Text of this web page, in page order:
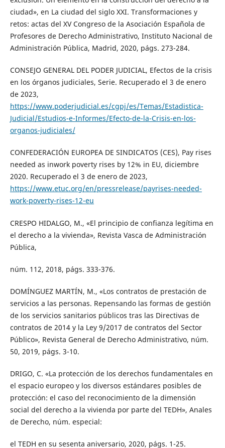
ciudad», en La ciudad del siglo XXI. Transformaciones y
retos: actas del XV Congreso de la Asociación Española de
Profesores de Derecho Administrativo, Instituto Nacional de
Administración Pública, Madrid, 2020, págs. 273-284.
CONSEJO GENERAL DEL PODER JUDICIAL, Efectos de la crisis
en los órganos judiciales, Serie. Recuperado el 3 de enero
de 2023,
https://www.poderjudicial.es/cgpj/es/Temas/Estadistica-
Judicial/Estudios-e-Informes/Efecto-de-la-Crisis-en-los-
organos-judiciales/
CONFEDERACIÓN EUROPEA DE SINDICATOS (CES), Pay rises
needed as inwork poverty rises by 12% in EU, diciembre
2020. Recuperado el 3 de enero de 2023,
https://www.etuc.org/en/pressrelease/payrises-needed-
work-poverty-rises-12-eu
CRESPO HIDALGO, M., «El principio de confianza legítima en
el derecho a la vivienda», Revista Vasca de Administración
Pública,
núm. 112, 2018, págs. 333-376.
DOMÍNGUEZ MARTÍN, M., «Los contratos de prestación de
servicios a las personas. Repensando las formas de gestión
de los servicios sanitarios públicos tras las Directivas de
contratos de 2014 y la Ley 9/2017 de contratos del Sector
Público», Revista General de Derecho Administrativo, núm.
50, 2019, págs. 3-10.
DRIGO, C. «La protección de los derechos fundamentales en
el espacio europeo y los diversos estándares posibles de
protección: el caso del reconocimiento de la dimensión
social del derecho a la vivienda por parte del TEDH», Anales
de Derecho, núm. especial:
el TEDH en su sesenta aniversario, 2020, págs. 1-25.